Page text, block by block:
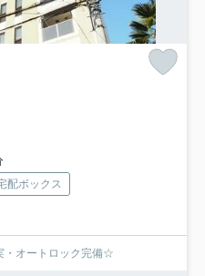
配ボックス
・オートロック完備☆